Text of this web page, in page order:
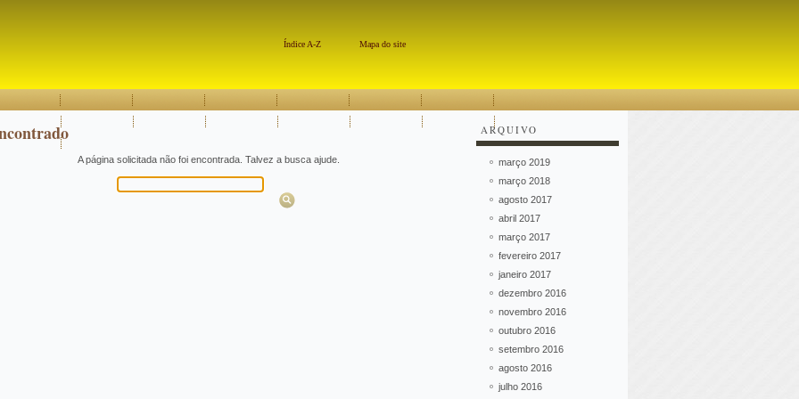
Mapa do site
Índice A-Z
A página solicitada não foi encontrada. Talvez a busca ajude.
Pesquisar
ARQUIVO
março 2019
março 2018
agosto 2017
abril 2017
março 2017
fevereiro 2017
janeiro 2017
dezembro 2016
novembro 2016
outubro 2016
setembro 2016
agosto 2016
julho 2016